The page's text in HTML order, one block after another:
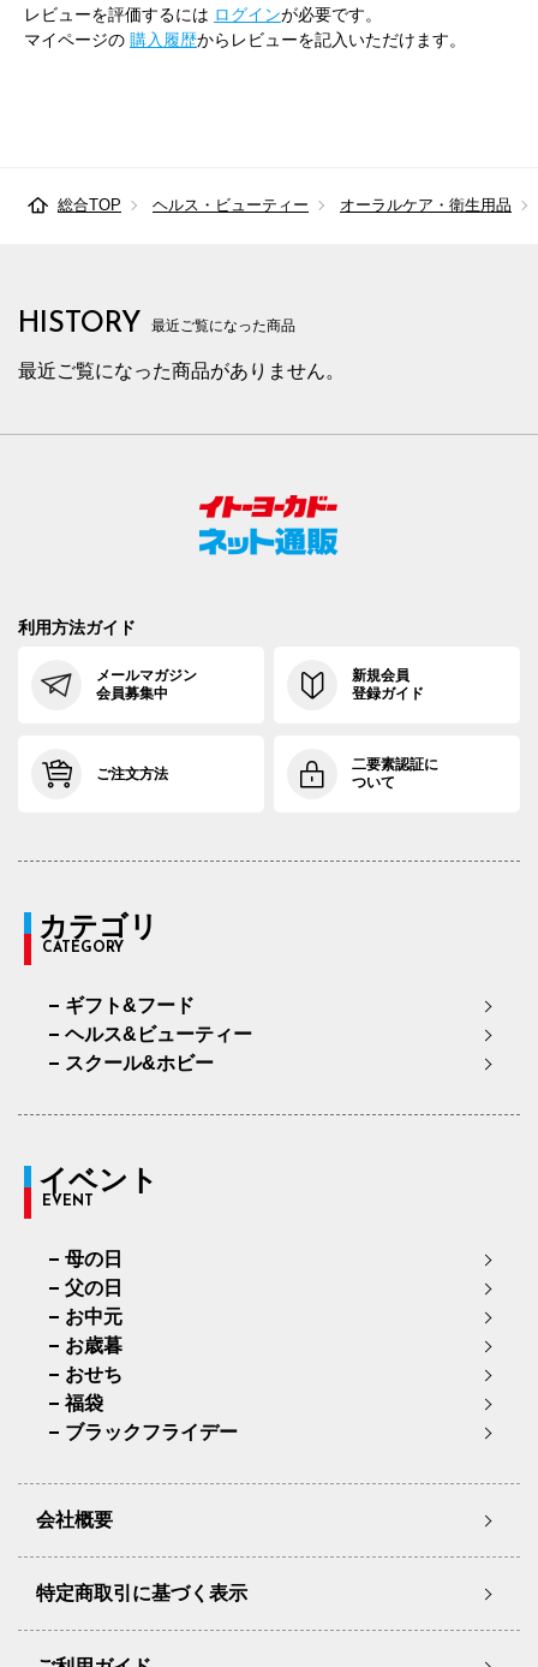
レビューを評価するには ログインが必要です。
マイページの 購入履歴からレビューを記入いただけます。
総合TOP ヘルス・ビューティー オーラルケア・衛生用品
HISTORY 最近ご覧になった商品
最近ご覧になった商品がありません。
利用方法ガイド
メールマガジン
会員募集中
新規会員
登録ガイド
ご注文方法
二要素認証に
ついて
カテゴリ
CATEGORY
ギフト&フード
ヘルス&ビューティー
スクール&ホビー
イベント
EVENT
母の日
父の日
お中元
お歳暮
おせち
福袋
ブラックフライデー
会社概要
特定商取引に基づく表示